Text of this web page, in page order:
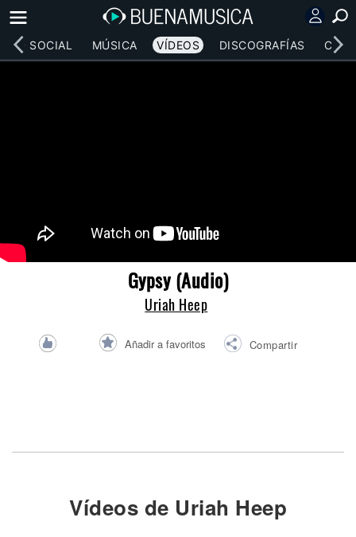
RED SOCIAL MÚSICA VÍDEOS DISCOGRAFÍAS
Gypsy (Audio)
Uriah Heep
Añadir a favoritos Compartir
Vídeos de Uriah Heep